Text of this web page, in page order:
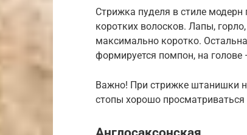
Стрижка пуделя в стиле
коротких волосков. Лапы,
максимально коротко.
формируется помпон, на
Важно! При стрижке штанишки
стопы хорошо просматриваться